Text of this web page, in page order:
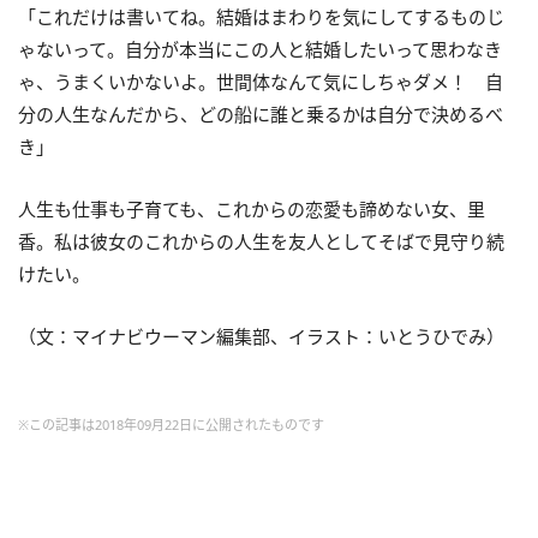
「これだけは書いてね。結婚はまわりを気にしてするものじ
ゃないって。自分が本当にこの人と結婚したいって思わなき
ゃ、うまくいかないよ。世間体なんて気にしちゃダメ！ 自
分の人生なんだから、どの船に誰と乗るかは自分で決めるべ
き」
人生も仕事も子育ても、これからの恋愛も諦めない女、里
香。私は彼女のこれからの人生を友人としてそばで見守り続
けたい。
（文：マイナビウーマン編集部、イラスト：いとうひでみ）
※この記事は2018年09月22日に公開されたものです